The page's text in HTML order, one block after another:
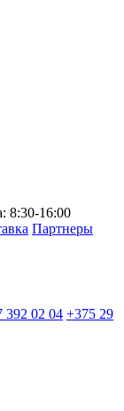
8:30-16:00
Партнеры
392 02 04 +375 29